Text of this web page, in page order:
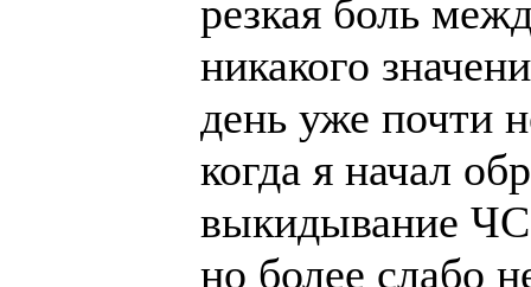
резкая боль
никакого
день уже почти
когда я начал
выкидывание
но более слабо